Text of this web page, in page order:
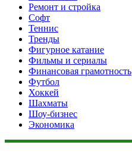
Ремонт и стройка
Софт
Теннис
Тренды
Фигурное катание
Фильмы и сериалы
Финансовая грамотность
Футбол
Хоккей
Шахматы
Шоу-бизнес
Экономика